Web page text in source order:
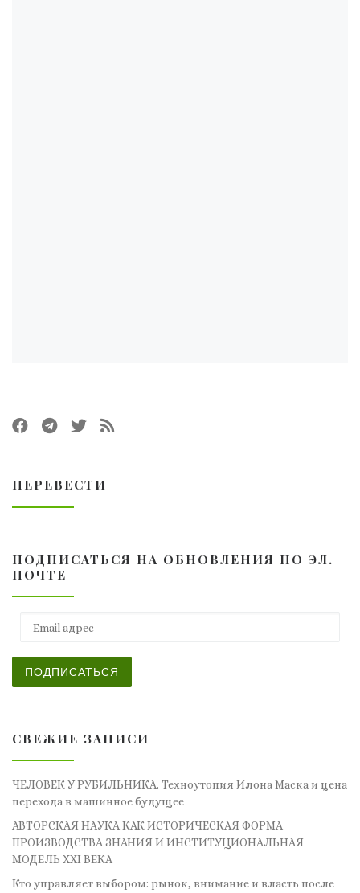
ПЕРЕВЕСТИ
ПОДПИСАТЬСЯ НА ОБНОВЛЕНИЯ ПО ЭЛ.
ПОЧТЕ
ПОДПИСАТЬСЯ
СВЕЖИЕ ЗАПИСИ
ЧЕЛОВЕК У РУБИЛЬНИКА. Техноутопия Илона Маска и цена
перехода в машинное будущее
АВТОРСКАЯ НАУКА КАК ИСТОРИЧЕСКАЯ ФОРМА
ПРОИЗВОДСТВА ЗНАНИЯ И ИНСТИТУЦИОНАЛЬНАЯ
МОДЕЛЬ XXI ВЕКА
Кто управляет выбором: рынок, внимание и власть после